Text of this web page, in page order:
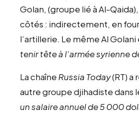
Golan, (groupe lié à Al-
côtés : indirectement, en
l’artillerie. Le même Al
tenir tête à l’armée syrienne
La chaîne Russia Today(RT) a
autre groupe djihadiste dans
un salaire annuel de 5 000